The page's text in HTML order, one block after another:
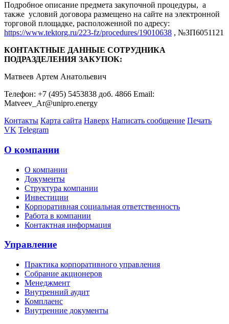
Подробное описание предмета закупочной процедуры, а
также условий договора размещено на сайте на электронной
торговой площадке, расположенной по адресу:
https://www.tektorg.ru/223-fz/procedures/19010638 , №ЗП6051121
КОНТАКТНЫЕ ДАННЫЕ СОТРУДНИКА
ПОДРАЗДЕЛЕНИЯ ЗАКУПОК:
Матвеев Артем Анатольевич
Телефон: +7 (495) 5453838 доб. 4866 Email:
Matveev_Ar@unipro.energy
Контакты Карта сайта Наверх Написать сообщение Печать
VK Telegram
О компании
О компании
Документы
Структура компании
Инвестиции
Корпоративная социальная ответственность
Работа в компании
Контактная информация
Управление
Практика корпоративного управления
Собрание акционеров
Менеджмент
Внутренний аудит
Комплаенс
Внутренние документы